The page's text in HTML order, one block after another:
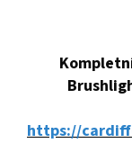
https://